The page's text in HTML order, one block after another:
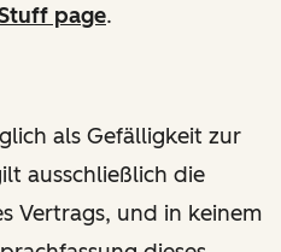
page.
als Gefälligkeit zur
ausschließlich die
Vertrags, und in keinem